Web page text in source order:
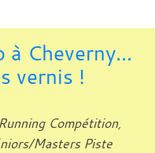
Cheverny...
vernis !
Running Compétition
Masters Piste